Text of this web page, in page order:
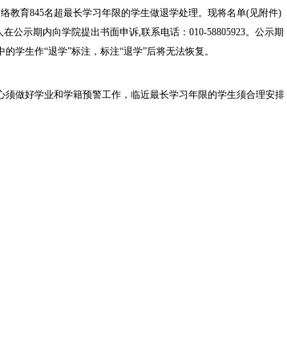
教育845名超最长学习年限的学生做退学处理。现将名单(见附件)
公示期内向学院提出书面申诉,联系电话：010-58805923。公示期
学生作“退学”标注，标注“退学”后将无法恢复。
做好学业和学籍预警工作，临近最长学习年限的学生须合理安排